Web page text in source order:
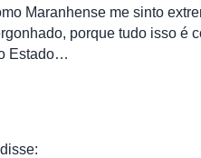
Maranhense me sinto
porque tudo isso é
Estado…
disse: